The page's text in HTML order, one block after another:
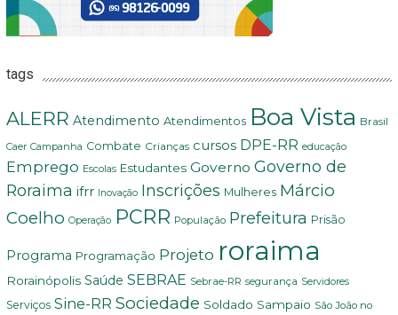
tags
ALERR Atendimento Atendimentos Boa Vista Brasil
Caer Campanha Combate Crianças cursos DPE-RR educação
Emprego Escolas Estudantes Governo Governo de
Roraima ifrr Inovação Inscrições Mulheres Márcio
Coelho Operação PCRR População Prefeitura Prisão
Programa Programação Projeto roraima
Rorainópolis Saúde SEBRAE Sebrae-RR segurança Servidores
Serviços Sine-RR Sociedade Soldado Sampaio São João no